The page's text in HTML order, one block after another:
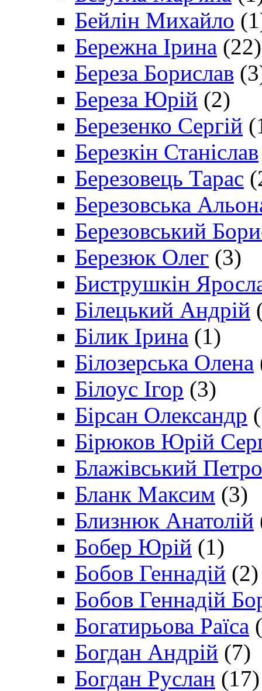
Бейлін Михайло
Бережна Ірина (22)
Береза Борислав
Береза Юрій (2)
Березенко Сергій
Березкін Станіслав
Березовець Тарас
Березовська
Березовський
Березюк Олег (3)
Биструшкін
Білецький Андрій
Білик Ірина (1)
Білозерська Олена
Білоус Ігор (3)
Бірсан Олександр
Бірюков Юрій
Блажівський Петро
Бланк Максим (3)
Близнюк Анатолій
Бобер Юрій (1)
Бобов Геннадій (2)
Бобов Геннадій
Богатирьова Раїса
Богдан Андрій (7)
Богдан Руслан (17)